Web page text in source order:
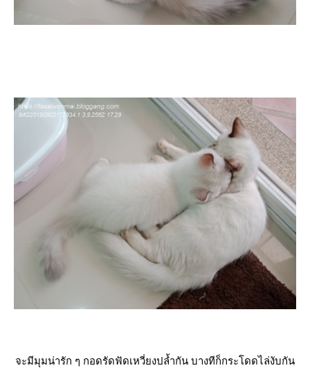
จะมีมุมน่ารัก ๆ กอดรัดฟัดเหวี่ยงปล้ำกัน บางทีก็กระโดดไล่งับกัน